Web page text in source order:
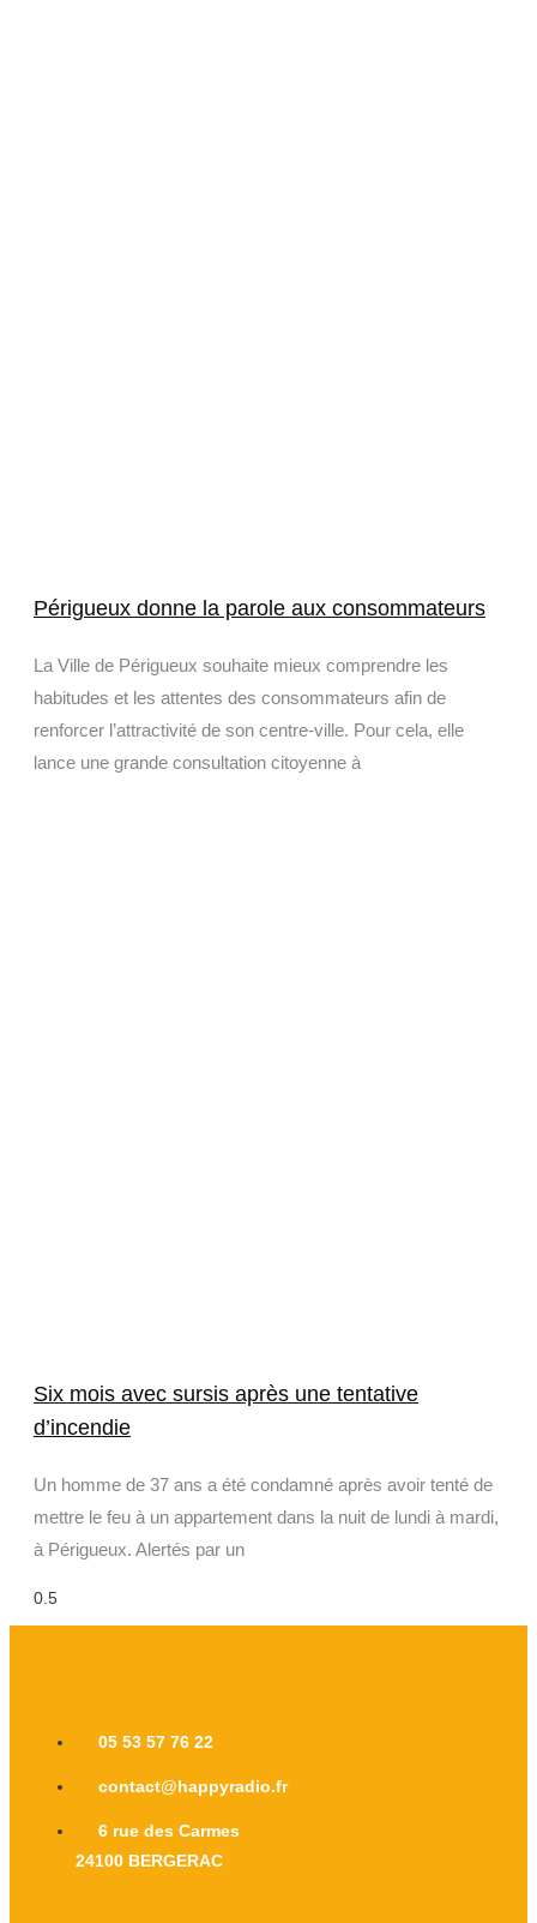
Périgueux donne la parole aux consommateurs
La Ville de Périgueux souhaite mieux comprendre les
habitudes et les attentes des consommateurs afin de
renforcer l’attractivité de son centre-ville. Pour cela, elle
lance une grande consultation citoyenne à
Six mois avec sursis après une tentative
d’incendie
Un homme de 37 ans a été condamné après avoir tenté de
mettre le feu à un appartement dans la nuit de lundi à mardi,
à Périgueux. Alertés par un
05 53 57 76 22
contact@happyradio.fr
6 rue des Carmes
24100 BERGERAC